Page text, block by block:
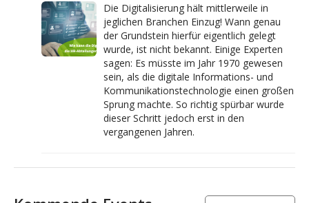
Die Digitalisierung hält mittlerweile in
jeglichen Branchen Einzug! Wann genau
der Grundstein hierfür eigentlich gelegt
wurde, ist nicht bekannt. Einige Experten
sagen: Es müsste im Jahr 1970 gewesen
sein, als die digitale Informations- und
Kommunikationstechnologie einen großen
Sprung machte. So richtig spürbar wurde
dieser Schritt jedoch erst in den
vergangenen Jahren.